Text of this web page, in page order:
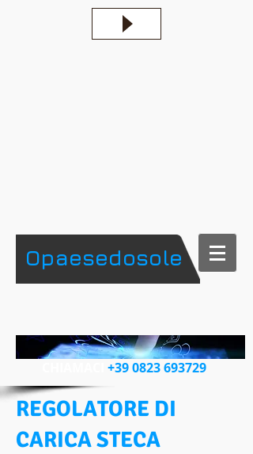
+39 0823 693729
​Opaesedosole
REGOLATORE DI
CARICA STECA